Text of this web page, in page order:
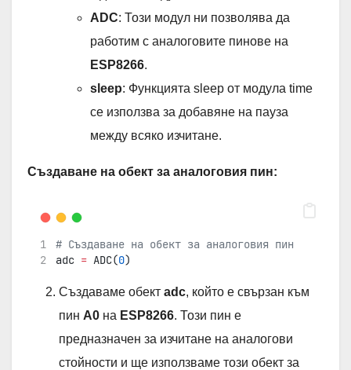
ADC: Този модул ни позволява да
работим с аналоговите пинове на
ESP8266.
sleep: Функцията sleep от модула time
се използва за добавяне на пауза
между всяко изчитане.
Създаване на обект за аналоговия пин:
# Създаване на обект за аналоговия пин
adc = ADC(0)
Създаваме обект adc, който е свързан към
пин A0 на ESP8266. Този пин е
предназначен за изчитане на аналогови
стойности и ще използваме този обект за